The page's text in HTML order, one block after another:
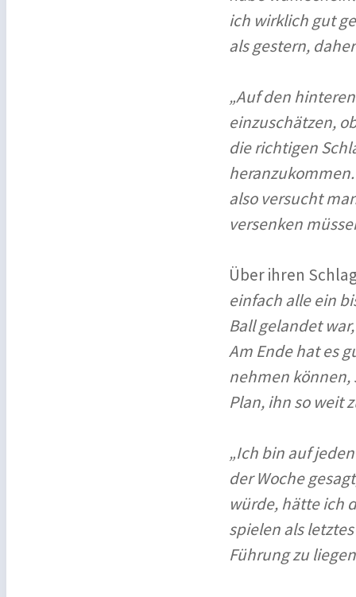
ich wirklich gut
als gestern,
„Auf den
einzuschätzen,
die richtigen
also versucht
versenken
Über ihren
einfach alle ein
Ball gelandet
Am Ende hat es
nehmen können,
Plan, ihn so weit
„Ich bin auf
der Woche
würde, hätte ich
spielen als
Führung zu